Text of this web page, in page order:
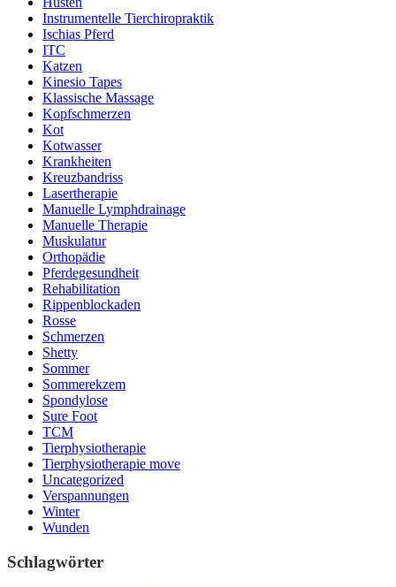
Instrumentelle Tierchiropraktik
Ischias Pferd
ITC
Katzen
Kinesio Tapes
Klassische Massage
Kopfschmerzen
Kot
Kotwasser
Krankheiten
Kreuzbandriss
Lasertherapie
Manuelle Lymphdrainage
Manuelle Therapie
Muskulatur
Orthopädie
Pferdegesundheit
Rehabilitation
Rippenblockaden
Rosse
Schmerzen
Shetty
Sommer
Sommerekzem
Spondylose
Sure Foot
TCM
Tierphysiotherapie
Tierphysiotherapie move
Uncategorized
Verspannungen
Winter
Wunden
Schlagwörter